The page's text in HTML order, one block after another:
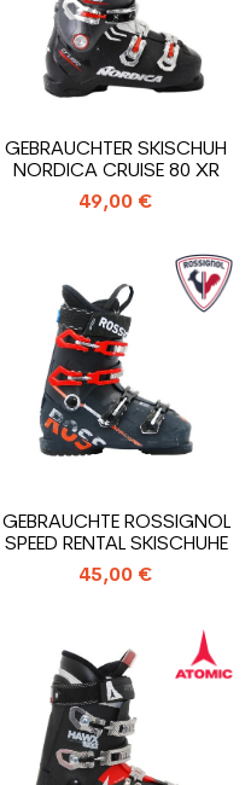
GEBRAUCHTER SKISCHUH
NORDICA CRUISE 80 XR
49,00 €
GEBRAUCHTE ROSSIGNOL
SPEED RENTAL SKISCHUHE
45,00 €